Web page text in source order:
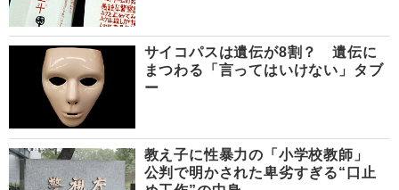
サイコパスは遺伝が8割？ 遺伝に
まつわる「言ってはいけない」タブ
ー
教え子に性暴力の「小学校教師」
公判で明かされた卑劣すぎる“口止